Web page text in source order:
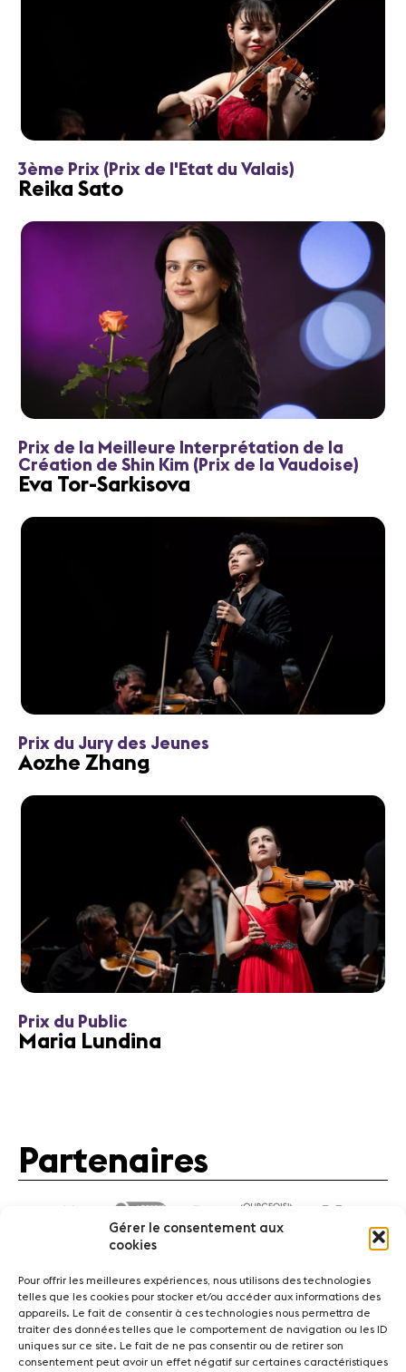
Gérer le consentement aux
cookies
Pour offrir les meilleures expériences, nous utilisons des technologies
telles que les cookies pour stocker et/ou accéder aux informations des
appareils. Le fait de consentir à ces technologies nous permettra de
traiter des données telles que le comportement de navigation ou les ID
uniques sur ce site. Le fait de ne pas consentir ou de retirer son
consentement peut avoir un effet négatif sur certaines caractéristiques
3ème Prix (Prix de l'Etat du Valais)
Reika Sato
Prix de la Meilleure Interprétation de la
Création de Shin Kim (Prix de la Vaudoise)
Eva Tor-Sarkisova
Prix du Jury des Jeunes
Aozhe Zhang
Prix du Public
Maria Lundina
Partenaires
ActualitésConcerts Bénévoles Médiation